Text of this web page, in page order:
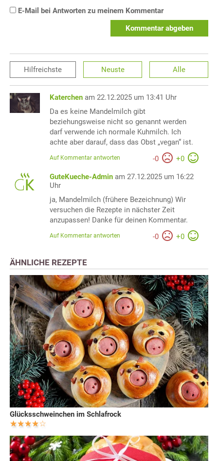
E-Mail bei Antworten zu meinem Kommentar
Kommentar abgeben
Hilfreichste Neuste Alle
Katerchen am 22.12.2025 um 13:41 Uhr
Da es keine Mandelmilch gibt
beziehungsweise nicht so genannt werden
darf verwende ich normale Kuhmilch. Ich
achte aber darauf, dass das Obst „vegan“ ist.
-0 +0
Auf Kommentar antworten
GuteKueche-Admin am 27.12.2025 um 16:22
Uhr
ja, Mandelmilch (frühere Bezeichnung) Wir
versuchen die Rezepte in nächster Zeit
anzupassen! Danke für deinen Kommentar.
-0 +0
Auf Kommentar antworten
ÄHNLICHE REZEPTE
Glücksschweinchen im Schlafrock